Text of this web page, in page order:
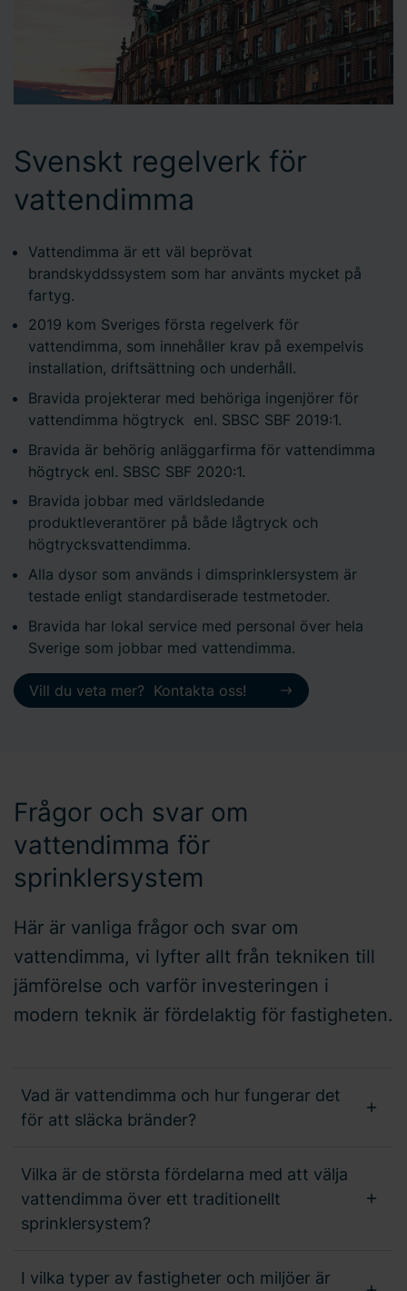
Svenskt regelverk för
vattendimma
Vattendimma är ett väl beprövat
brandskyddssystem som har använts mycket på
fartyg.
2019 kom Sveriges första regelverk för
vattendimma, som innehåller krav på exempelvis
installation, driftsättning och underhåll.
Bravida projekterar med behöriga ingenjörer för
vattendimma högtryck enl. SBSC SBF 2019:1.
Bravida är behörig anläggarfirma för vattendimma
högtryck enl. SBSC SBF 2020:1.
Bravida jobbar med världsledande
produktleverantörer på både lågtryck och
högtrycksvattendimma.
Alla dysor som används i dimsprinklersystem är
testade enligt standardiserade testmetoder.
Bravida har lokal service med personal över hela
Sverige som jobbar med vattendimma.
Vill du veta mer? Kontakta oss!
Frågor och svar om
vattendimma för
sprinklersystem
Här är vanliga frågor och svar om
vattendimma, vi lyfter allt från tekniken till
jämförelse och varför investeringen i
modern teknik är fördelaktig för fastigheten.
Vad är vattendimma och hur fungerar det
för att släcka bränder?
Vilka är de största fördelarna med att välja
vattendimma över ett traditionellt
sprinklersystem?
I vilka typer av fastigheter och miljöer är